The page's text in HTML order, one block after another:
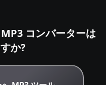
コンバーターは
か?